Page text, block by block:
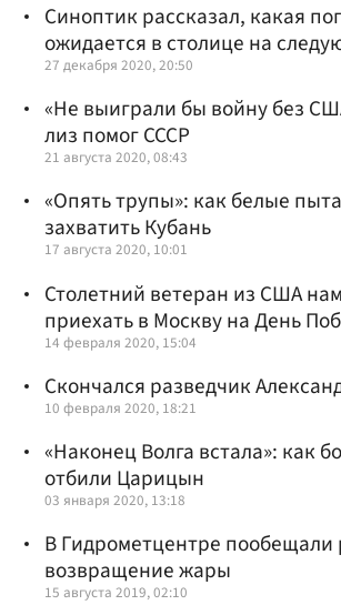
Синоптик рассказал, какая
ожидается в столице на
27 декабря 2020, 20:50
«Не выиграли бы войну без
лиз помог СССР
21 августа 2020, 08:43
«Опять трупы»: как белые
захватить Кубань
17 августа 2020, 10:01
Столетний ветеран из США
приехать в Москву на День
14 февраля 2020, 15:04
Скончался разведчик
10 февраля 2020, 18:21
«Наконец Волга встала»: как
отбили Царицын
03 января 2020, 13:18
В Гидрометцентре пообещали
возвращение жары
15 августа 2019, 02:10